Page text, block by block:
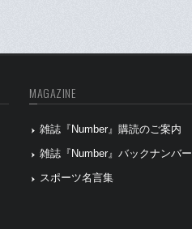
MAGAZINE
雑誌『Number』購読のご案内
雑誌『Number』バックナンバー
スポーツ名言集